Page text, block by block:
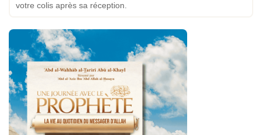
votre colis après sa réception.